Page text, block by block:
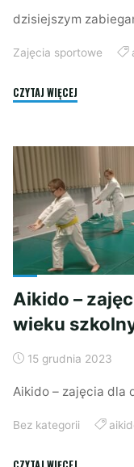
dzisiejszym
Zajęcia sportowe
CZYTAJ WIĘCEJ
Aikido –
wieku
15 grudnia 2023
Aikido – zajęcia dla
Bez kategorii